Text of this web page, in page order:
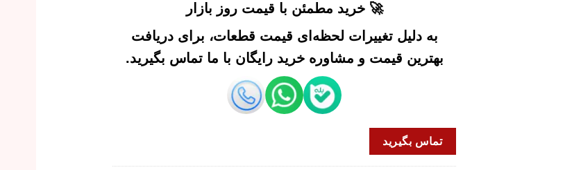
🚀 خرید مطمئن با قیمت روز بازار
به دلیل تغییرات لحظه‌ای قیمت قطعات، برای دریافت
بهترین قیمت و مشاوره خرید رایگان با ما تماس بگیرید.
تماس بگیرید